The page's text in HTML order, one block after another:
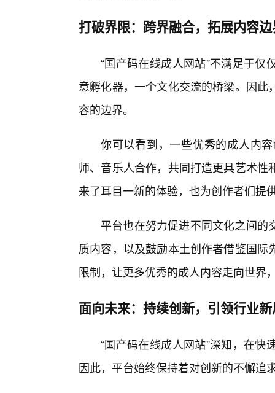
打破界限：跨界融合，拓展内容
“国产码在线成人网站”不满足于
意孵化器，一个文化交流的桥梁。因
容的边界。
你可以看到，一些优秀的成人内
师、音乐人合作，共同打造更具艺术
来了耳目一新的体验，也为创作者们提
平台也在努力促进不同文化之间
质内容，以及鼓励本土创作者借鉴国
限制，让更多优秀的成人内容走向世界
面向未来：持续创新，引领行业
“国产码在线成人网站”深知，在
因此，平台始终保持着对创新的不懈追